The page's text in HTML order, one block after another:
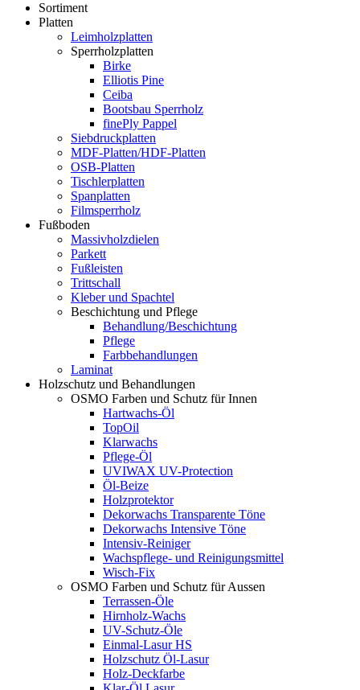
Sortiment
Platten
Leimholzplatten
Sperrholzplatten
Birke
Elliotis Pine
Ceiba
Bootsbau Sperrholz
finePly Pappel
Siebdruckplatten
MDF-Platten/HDF-Platten
OSB-Platten
Tischlerplatten
Spanplatten
Filmsperrholz
Fußboden
Massivholzdielen
Parkett
Fußleisten
Trittschall
Kleber und Spachtel
Beschichtung und Pflege
Behandlung/Beschichtung
Pflege
Farbbehandlungen
Laminat
Holzschutz und Behandlungen
OSMO Farben und Schutz für Innen
Hartwachs-Öl
TopOil
Klarwachs
Pflege-Öl
UVIWAX UV-Protection
Öl-Beize
Holzprotektor
Dekorwachs Transparente Töne
Dekorwachs Intensive Töne
Intensiv-Reiniger
Wachspflege- und Reinigungsmittel
Wisch-Fix
OSMO Farben und Schutz für Aussen
Terrassen-Öle
Hirnholz-Wachs
UV-Schutz-Öle
Einmal-Lasur HS
Holzschutz Öl-Lasur
Holz-Deckfarbe